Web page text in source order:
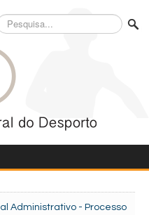
Administrativo - Processo